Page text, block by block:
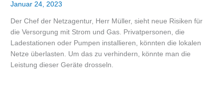
Januar 24, 2023
Der Chef der Netzagentur, Herr Müller, sieht neue Risiken für
die Versorgung mit Strom und Gas. Privatpersonen, die
Ladestationen oder Pumpen installieren, könnten die lokalen
Netze überlasten. Um das zu verhindern, könnte man die
Leistung dieser Geräte drosseln.